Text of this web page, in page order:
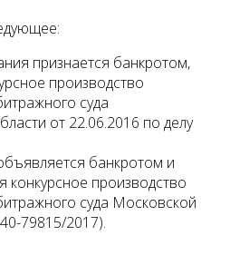
признается банкротом,
производство
суда
от 22.06.2016 по делу
банкротом и
конкурсное производство
суда Московской
79815/2017).